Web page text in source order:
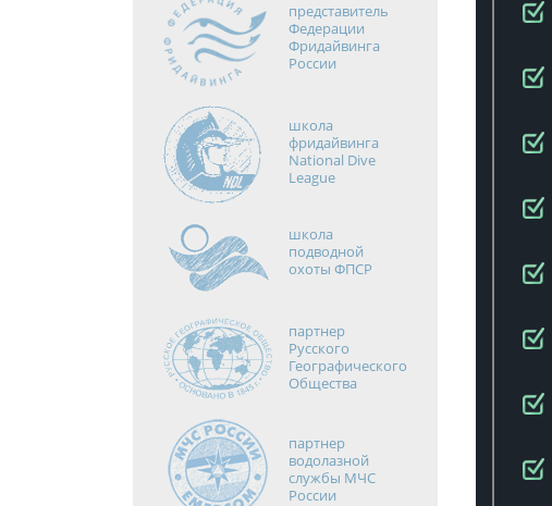
представитель
Федерации
Фридайвинга
России
школа
фридайвинга
National Dive
League
школа
подводной
охоты ФПСР
партнер
Русского
Географического
Общества
партнер
водолазной
службы МЧС
России